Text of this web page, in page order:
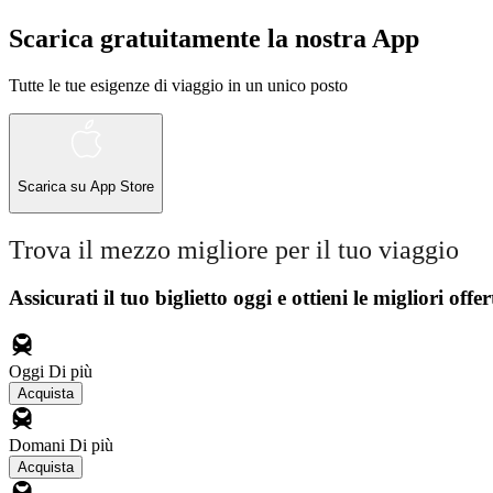
Scarica gratuitamente la nostra App
Tutte le tue esigenze di viaggio in un unico posto
Scarica su App Store
Trova il mezzo migliore per il tuo viaggio
Assicurati il ​​tuo biglietto oggi e ottieni le migliori
Oggi Di più
Acquista
Domani Di più
Acquista